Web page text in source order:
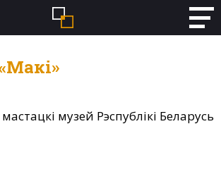
музей Рэспублікі Беларусь